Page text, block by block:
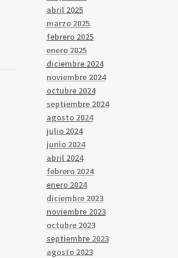
abril 2025
marzo 2025
febrero 2025
enero 2025
diciembre 2024
noviembre 2024
octubre 2024
septiembre 2024
agosto 2024
julio 2024
junio 2024
abril 2024
febrero 2024
enero 2024
diciembre 2023
noviembre 2023
octubre 2023
septiembre 2023
agosto 2023